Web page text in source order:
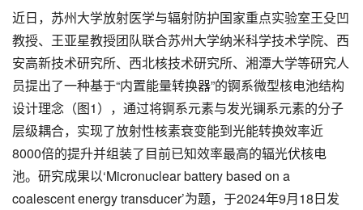
近日，苏州大学放射医学与辐射防护国家重点实验室王殳凹
教授、王亚星教授团队联合苏州大学纳米科学技术学院、西
安高新技术研究所、西北核技术研究所、湘潭大学等研究人
员提出了一种基于“内置能量转换器”的锕系微型核电池结构
设计理念（图1），通过将锕系元素与发光镧系元素的分子
层级耦合，实现了放射性核素衰变能到光能转换效率近
8000倍的提升并组装了目前已知效率最高的辐光伏核电
池。研究成果以‘Micronuclear battery based on a
coalescent energy transducer’为题，于2024年9月18日发